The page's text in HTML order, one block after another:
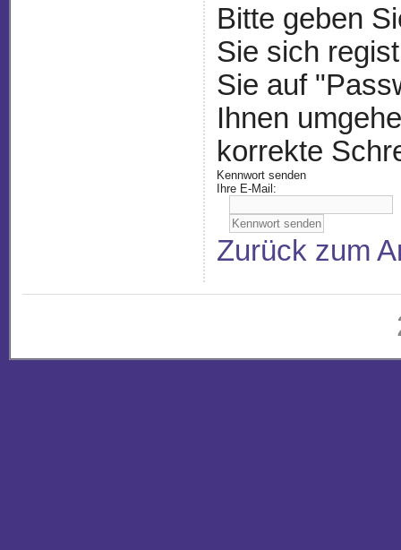
Bitte geben
Sie sich
Sie auf
Ihnen
korrekte
Kennwort senden
Ihre E-Mail:
Zurück zum